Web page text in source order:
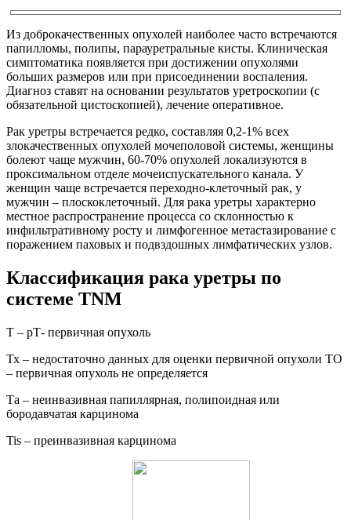
Из доброкачественных опухолей наиболее часто встречаются
папилломы, полипы, парауретральные кисты. Клиническая
симптоматика появляется при достижении опухолями
больших размеров или при присоединении воспаления.
Диагноз ставят на основании результатов уретроскопии (с
обязательной цистоскопией), лечение оперативное.
Рак уретры встречается редко, составляя 0,2-1% всех
злокачественных опухолей мочеполовой системы, женщины
болеют чаще мужчин, 60-70% опухолей локализуются в
проксимальном отделе мочеиспускательного канала. У
женщин чаще встречается переходно-клеточный рак, у
мужчин – плоскоклеточный. Для рака уретры характерно
местное распространение процесса со склонностью к
инфильтративному росту и лимфогенное метастазирование с
поражением паховых и подвздошных лимфатических узлов.
Классификация рака уретры по
системе TNM
Т – рТ- первичная опухоль
Тх – недостаточно данных для оценки первичной опухоли ТО
– первичная опухоль не определяется
Та – неинвазивная папиллярная, полипоидная или
бородавчатая карцинома
Tis – преинвазивная карцинома